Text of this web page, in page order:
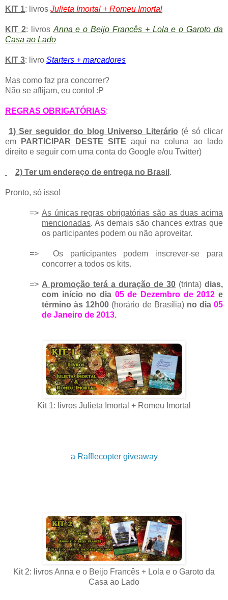
KIT 1: livros Julieta Imortal + Romeu Imortal
KIT 2: livros Anna e o Beijo Francês + Lola e o Garoto da
Casa ao Lado
KIT 3: livro Starters + marcadores
Mas como faz pra concorrer?
Não se aflijam, eu conto! :P
REGRAS OBRIGATÓRIAS:
1) Ser seguidor do blog Universo Literário (é só clicar
em
PARTICIPAR DESTE SITE aqui na coluna ao lado
direito e seguir com uma conta do Google e/ou Twitter)
2) Ter um endereço de entrega no Brasil .
Pronto, só isso!
=> As únicas regras obrigatórias são as duas acima
mencionadas. As demais são chances extras que
os participantes podem ou não aproveitar.
=>
Os participantes podem inscrever-se para
concorrer a todos os kits.
=> A promoção terá a duração de 30 (trinta) dias,
com início no dia 05 de Dezembro de 2012 e
término às 12h00 (horário de Brasília) no dia 05
de Janeiro de 2013.
Kit 1: livros Julieta Imortal + Romeu Imortal
a Rafflecopter giveaway
Kit 2: livros Anna e o Beijo Francês + Lola e o Garoto da
Casa ao Lado